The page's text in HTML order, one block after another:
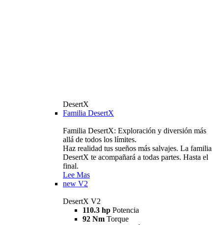
DesertX
Familia DesertX
Familia DesertX: Exploración y diversión más
allá de todos los límites.
Haz realidad tus sueños más salvajes. La familia
DesertX te acompañará a todas partes. Hasta el
final.
Lee Mas
new V2
DesertX V2
110.3 hp Potencia
92 Nm Torque